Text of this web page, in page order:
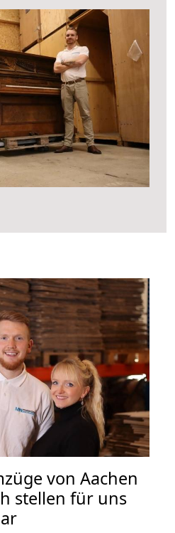
von Aachen
stellen für uns